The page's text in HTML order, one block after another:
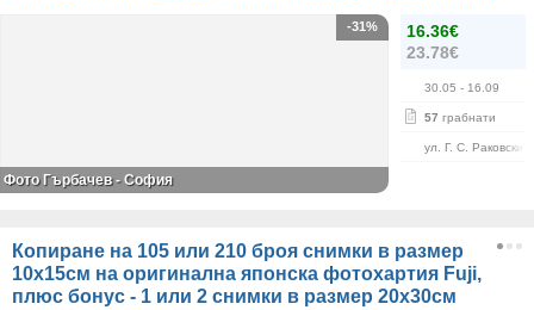
16.36€
23.78€
30.05 - 16.09
57 грабнати
ул. Г. С. Раковски
-31%
Фото Гърбачев - София
Копиране на 105 или 210 броя снимки в размер
10х15см на оригинална японска фотохартия Fuji,
плюс бонус - 1 или 2 снимки в размер 20х30см